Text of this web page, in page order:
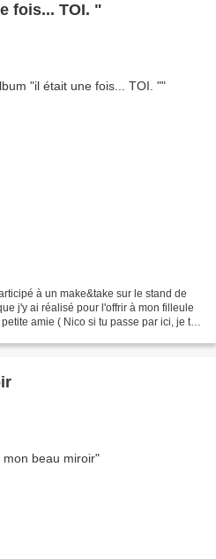
fois... TOI. "
à un make&take sur le stand de
j'y ai réalisé pour l'offrir à mon filleule
amie ( Nico si tu passe par ici, je te